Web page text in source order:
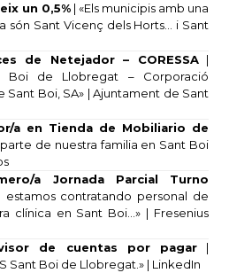
un 0,5% | «Els municipis amb una
són Sant Vicenç dels Horts… i Sant
de Netejador – CORESSA|
Boi de Llobregat – Corporació
Sant Boi, SA» | Ajuntament de Sant
a en Tienda de Mobiliario de
parte de nuestra familia en Sant Boi
a Jornada Parcial Turno
estamos contratando personal de
clínica en Sant Boi…» | Fresenius
de cuentas por pagar|
Sant Boi de Llobregat.» | LinkedIn